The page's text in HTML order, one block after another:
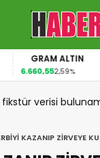
GRAM ALTIN
6.660,552,59%
verisi
KAZANIP ZİRVEYE